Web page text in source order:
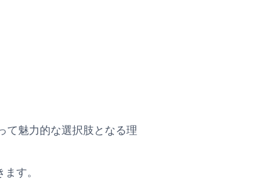
て魅力的な選択肢となる理
す。